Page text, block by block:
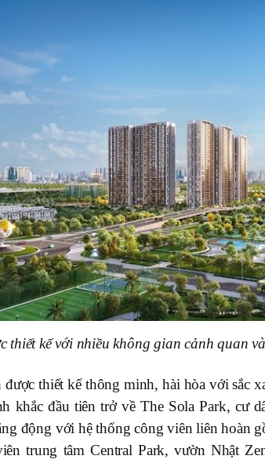
thiết kế với nhiều không gian cảnh quan
thiết kế thông minh, hài hòa với sắc
khắc đầu tiên trở về The Sola Park, cư
động với hệ thống công viên liên hoàn
trung tâm Central Park, vườn Nhật